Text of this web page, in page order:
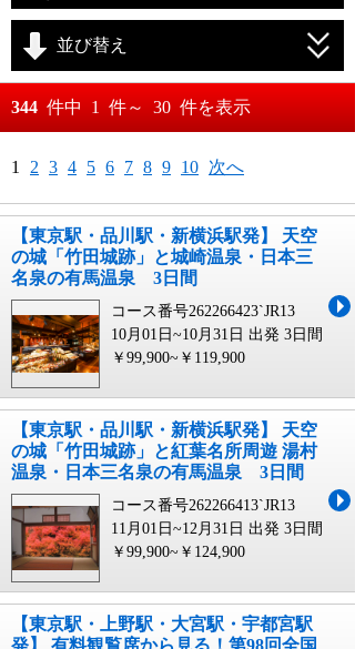
月 日～
月 日
並び替え
おすすめ順
料金が高い順
344 件中 1 件～ 30 件を表示
1 2 3 4 5 6 7 8 9 10 次へ
【東京駅・品川駅・新横浜駅発】 天空
の城「竹田城跡」と城崎温泉・日本三
名泉の有馬温泉 3日間
コース番号262266423`JR13
10月01日~10月31日 出発 3日間
￥99,900~￥119,900
【東京駅・品川駅・新横浜駅発】 天空
の城「竹田城跡」と紅葉名所周遊 湯村
温泉・日本三名泉の有馬温泉 3日間
コース番号262266413`JR13
11月01日~12月31日 出発 3日間
￥99,900~￥124,900
【東京駅・上野駅・大宮駅・宇都宮駅
発】 有料観覧席から見る！第98回全国